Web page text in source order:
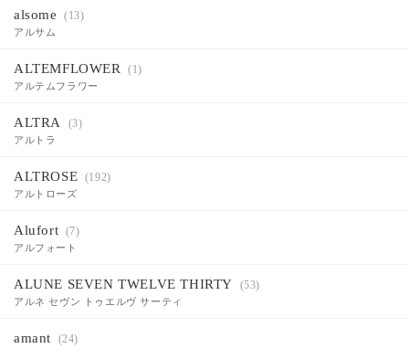
alsome (13)
アルサム
ALTEMFLOWER (1)
アルテムフラワー
ALTRA (3)
アルトラ
ALTROSE (192)
アルトローズ
Alufort (7)
アルフォート
ALUNE SEVEN TWELVE THIRTY (53)
アルネ セヴン トゥエルヴ サーティ
amant (24)